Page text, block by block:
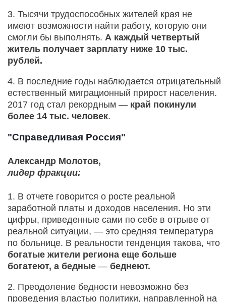
3. Тысячи трудоспособных жителей края не
имеют возможности найти работу, которую они
смогли бы выполнять. А каждый четвертый
житель получает зарплату ниже 10 тыс.
рублей.
4. В последние годы наблюдается отрицательный
естественный миграционный прирост населения.
2017 год стал рекордным — край покинули
более 14 тыс. человек.
"Справедливая Россия"
Александр Молотов,
лидер фракции:
1. В отчете говорится о росте реальной
заработной платы и доходов населения. Но эти
цифры, приведенные сами по себе в отрыве от
реальной ситуации, — это средняя температура
по больнице. В реальности тенденция такова, что
богатые жители региона еще больше
богатеют, а бедные — беднеют.
2. Преодоление бедности невозможно без
проведения властью политики, направленной на